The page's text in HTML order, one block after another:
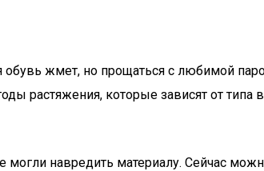
жмет, но прощаться с любимой
растяжения, которые зависят от
навредить материалу. Сейчас